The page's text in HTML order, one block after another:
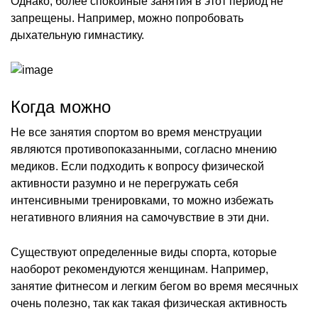
запрещены. Например, можно попробовать
дыхательную гимнастику.
Когда можно
Не все занятия спортом во время менструации
являются противопоказанными, согласно мнению
медиков. Если подходить к вопросу физической
активности разумно и не перегружать себя
интенсивными тренировками, то можно избежать
негативного влияния на самочувствие в эти дни.
Существуют определенные виды спорта, которые
наоборот рекомендуются женщинам. Например,
занятие фитнесом и легким бегом во время месячных
очень полезно, так как такая физическая активность